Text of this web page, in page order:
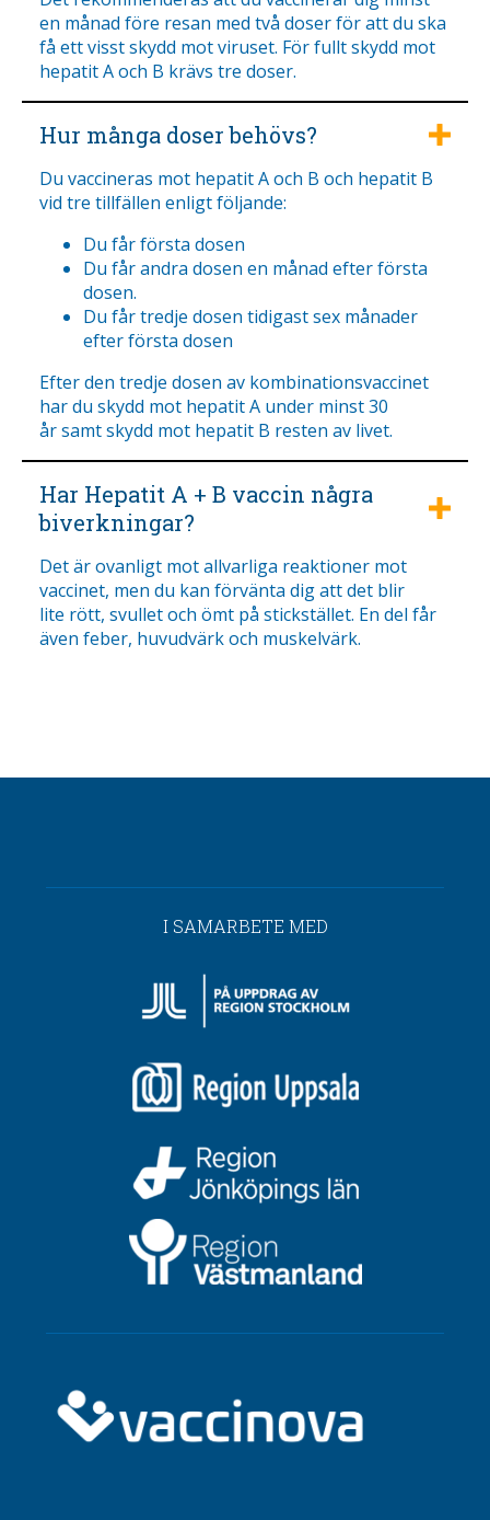
en månad före resan med två doser för att du ska
få ett visst skydd mot viruset. För fullt skydd mot
hepatit A och B krävs tre doser.
Hur många doser behövs?
Du vaccineras mot hepatit A och B och hepatit B
vid tre tillfällen enligt följande:
Du får första dosen
Du får andra dosen en månad efter första
dosen.
Du får tredje dosen tidigast sex månader
efter första dosen
Efter den tredje dosen av kombinationsvaccinet
har du skydd mot hepatit A under minst 30
år samt skydd mot hepatit B resten av livet.
Har Hepatit A + B vaccin några
biverkningar?
Det är ovanligt mot allvarliga reaktioner mot
vaccinet, men du kan förvänta dig att det blir
lite rött, svullet och ömt på stickstället. En del får
även feber, huvudvärk och muskelvärk.
I SAMARBETE MED